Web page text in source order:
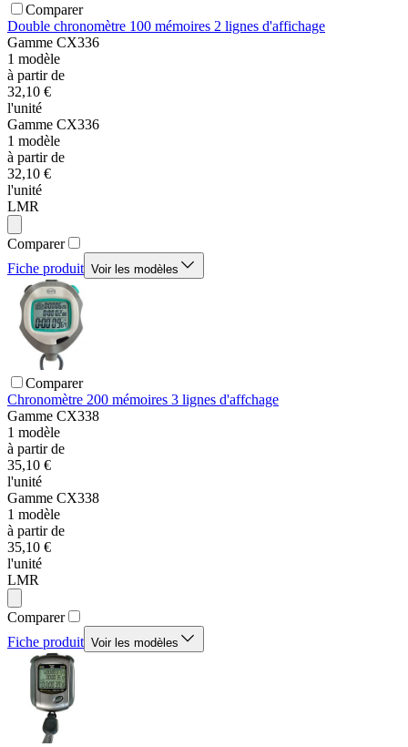
Comparer
Double chronomètre 100 mémoires 2 lignes d'affichage
Gamme CX336
1 modèle
à partir de
32,10 €
l'unité
Gamme CX336
1 modèle
à partir de
32,10 €
l'unité
LMR
Comparer
Fiche produit Voir les modèles
Comparer
Chronomètre 200 mémoires 3 lignes d'affchage
Gamme CX338
1 modèle
à partir de
35,10 €
l'unité
Gamme CX338
1 modèle
à partir de
35,10 €
l'unité
LMR
Comparer
Fiche produit Voir les modèles